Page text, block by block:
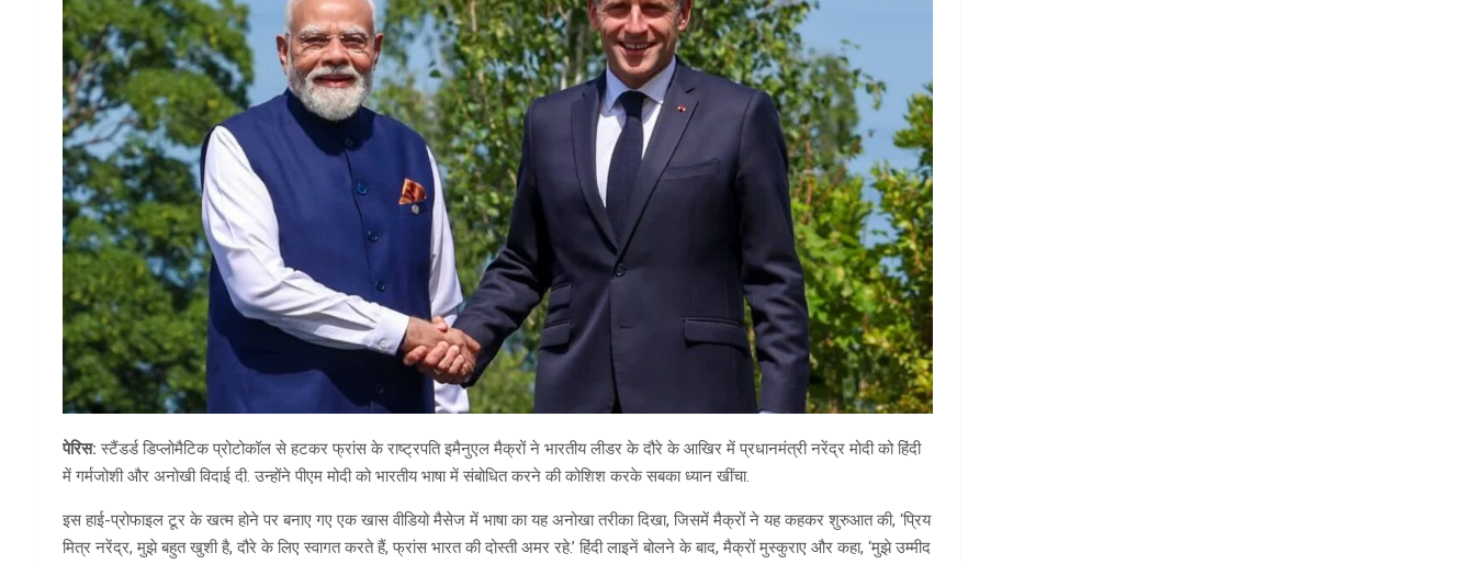
पेरिस: स्टैंडर्ड डिप्लोमैटिक प्रोटोकॉल से हटकर फ्रांस के राष्ट्रपति इमैनुएल मैक्रों ने भारतीय लीडर के दौरे के आखिर में प्रधानमंत्री नरेंद्र मोदी को हिंदी
में गर्मजोशी और अनोखी विदाई दी. उन्होंने पीएम मोदी को भारतीय भाषा में संबोधित करने की कोशिश करके सबका ध्यान खींचा.
इस हाई-प्रोफाइल टूर के खत्म होने पर बनाए गए एक खास वीडियो मैसेज में भाषा का यह अनोखा तरीका दिखा, जिसमें मैक्रों ने यह कहकर शुरुआत की, ‘प्रिय
मित्र नरेंद्र, मुझे बहुत खुशी है, दौरे के लिए स्वागत करते हैं, फ्रांस भारत की दोस्ती अमर रहे.’ हिंदी लाइनें बोलने के बाद, मैक्रों मुस्कुराए और कहा, ‘मुझे उम्मीद